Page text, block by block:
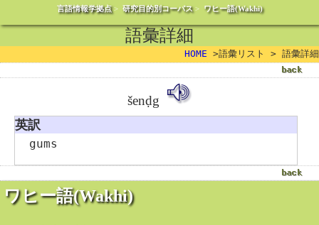
言語情報学拠点> 研究目的別コーパス> ワヒー語(Wakhi)
ワヒー語(Wakhi)
語彙詳細
HOME >語彙リスト > 語彙詳細
šenḍg
英訳
gums